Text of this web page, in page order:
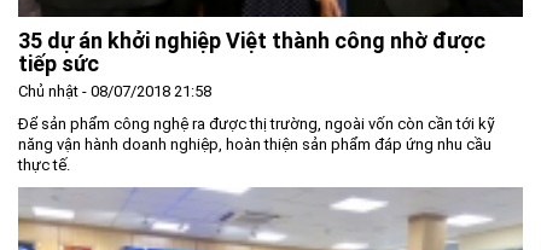
35 dự án khởi nghiệp Việt thành công nhờ được
tiếp sức
Chủ nhật - 08/07/2018 21:58
Để sản phẩm công nghệ ra được thị trường, ngoài vốn còn cần tới kỹ
năng vận hành doanh nghiệp, hoàn thiện sản phẩm đáp ứng nhu cầu
thực tế.